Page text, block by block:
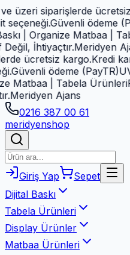
üzeri siparişlerde ücretsiz
Güvenli ödeme
| Organize Matbaa |
İhtiyaçtır.Meridyen
ücretsiz kargo.Kredi
Güvenli ödeme (PayTR)UV
Matbaa | Tabela Ürünleri
Meridyen Ajans
0216 387 00 61
meridyenshop
Giriş Yap
Sepet
Dijital Baskı
Tabela Ürünleri
Display Ürünler
Matbaa Ürünleri